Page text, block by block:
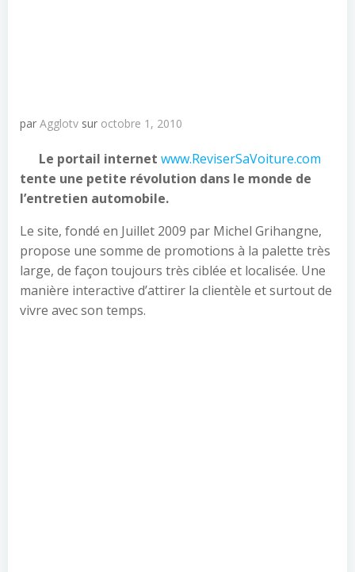
par Agglotv sur octobre 1, 2010
Le portail internet www.ReviserSaVoiture.com
tente une petite révolution dans le monde de
l’entretien automobile.
Le site, fondé en Juillet 2009 par Michel Grihangne,
propose une somme de promotions à la palette très
large, de façon toujours très ciblée et localisée. Une
manière interactive d’attirer la clientèle et surtout de
vivre avec son temps.